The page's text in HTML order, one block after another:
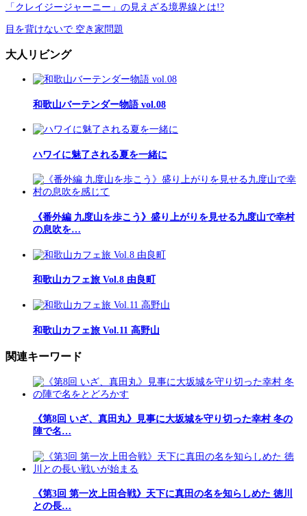
「クレイジージャーニー」の見えざる境界線とは!?
目を背けないで 空き家問題
大人リビング
和歌山バーテンダー物語 vol.08
ハワイに魅了される夏を一緒に
《番外編 九度山を歩こう》盛り上がりを見せる九度山で幸村
の息吹を…
和歌山カフェ旅 Vol.8 由良町
和歌山カフェ旅 Vol.11 高野山
関連キーワード
《第8回 いざ、真田丸》見事に大坂城を守り切った幸村 冬の
陣で名…
《第3回 第一次上田合戦》天下に真田の名を知らしめた 徳川
との長…